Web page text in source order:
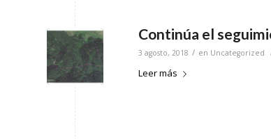
Continúa el
3 agosto, 2018 / en Uncategorized
Leer más